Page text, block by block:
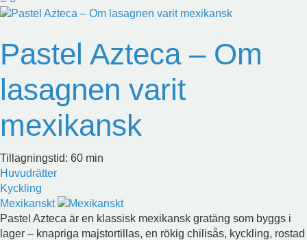
Pastel Azteca – Om
lasagnen varit
mexikansk
Tillagningstid: 60 min
Huvudrätter
Kyckling
Mexikanskt
Pastel Azteca är en klassisk mexikansk gratäng som byggs i
lager – knapriga majstortillas, en rökig chilisås, kyckling, rostad